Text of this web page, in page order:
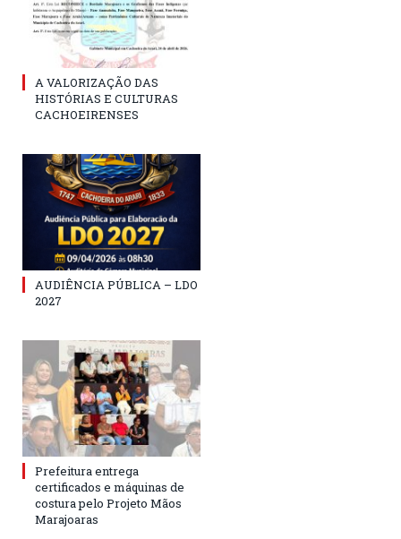
A VALORIZAÇÃO DAS
HISTÓRIAS E CULTURAS
CACHOEIRENSES
AUDIÊNCIA PÚBLICA – LDO
2027
Prefeitura entrega
certificados e máquinas de
costura pelo Projeto Mãos
Marajoaras